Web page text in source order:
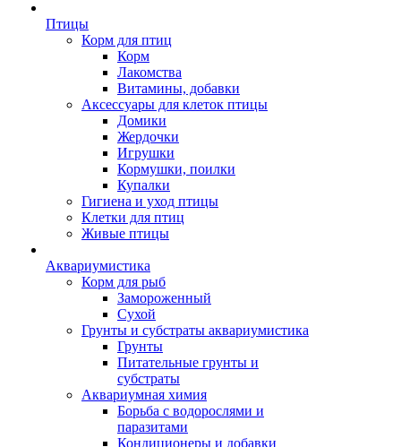
Птицы
Корм для птиц
Корм
Лакомства
Витамины, добавки
Аксессуары для клеток птицы
Домики
Жердочки
Игрушки
Кормушки, поилки
Купалки
Гигиена и уход птицы
Клетки для птиц
Живые птицы
Аквариумистика
Корм для рыб
Замороженный
Сухой
Грунты и субстраты аквариумистика
Грунты
Питательные грунты и
субстраты
Аквариумная химия
Борьба с водорослями и
паразитами
Кондиционеры и добавки